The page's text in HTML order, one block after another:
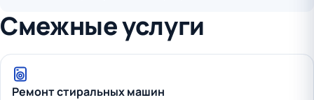
Смежные услуги
Ремонт стиральных машин